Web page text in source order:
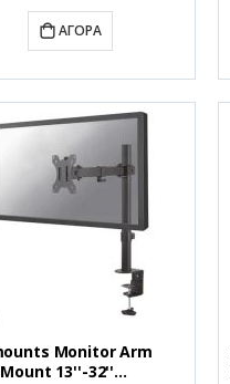
ΑΓΟΡΆ
Monitor Arm
13''-32''